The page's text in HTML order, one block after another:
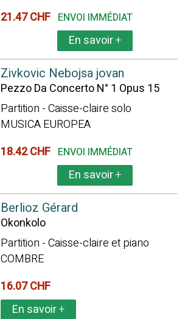
21.47 CHF ENVOI IMMÉDIAT
En savoir+
Zivkovic Nebojsa jovan
Pezzo Da Concerto N° 1 Opus 15
Partition - Caisse-claire solo
MUSICA EUROPEA
18.42 CHF ENVOI IMMÉDIAT
En savoir+
Berlioz Gérard
Okonkolo
Partition - Caisse-claire et piano
COMBRE
16.07 CHF
En savoir+